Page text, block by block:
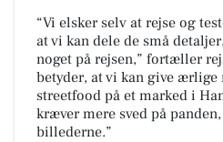
“Vi elsker selv at rejse og
at vi kan dele de små
noget på rejsen,” fortæller
betyder, at vi kan give ærlige
streetfood på et marked i
kræver mere sved på
billederne.”